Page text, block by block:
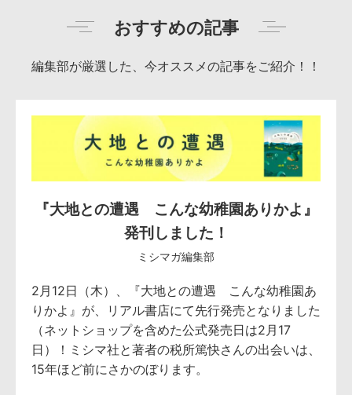
おすすめの記事
編集部が厳選した、今オススメの記事をご紹介！！
『大地との遭遇 こんな幼稚園ありかよ』
発刊しました！
ミシマガ編集部
2月12日（木）、『大地との遭遇 こんな幼稚園あ
りかよ』が、リアル書店にて先行発売となりました
（ネットショップを含めた公式発売日は2月17
日）！ミシマ社と著者の税所篤快さんの出会いは、
15年ほど前にさかのぼります。